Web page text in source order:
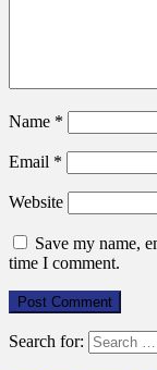
Name *
Email *
Website
Save my name,
time I comment.
Search for: